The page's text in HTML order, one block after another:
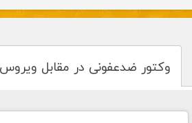
وکتور ضدعفونی در مقابل ویروس